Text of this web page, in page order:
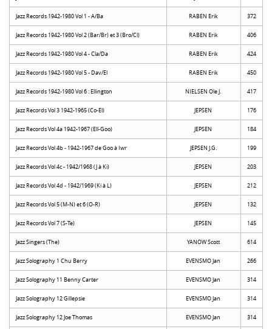
Jazz Records 1942-1980 Vol 1 - A/Ba RABEN Erik 372
Jazz Records 1942-1980 Vol 2 (Bar/Br) et 3 (Bro/Cl) RABEN Erik 406
Jazz Records 1942-1980 Vol 4 - Cla/Da RABEN Erik 424
Jazz Records 1942-1980 Vol 5 - Dav/El RABEN Erik 450
Jazz Records 1942-1980 Vol 6 : Ellington NIELSEN Ole J. 417
Jazz Records Vol 3 1942-1965 (Co-El) JEPSEN 176
Jazz Records Vol 4a 1942-1967 (Ell-Goo) JEPSEN 184
Jazz Records Vol 4b - 1942-1967 de Goo à Iwr JEPSEN J.G. 199
Jazz Records Vol 4c - 1942/1968 (J à Ki) JEPSEN 203
Jazz Records Vol 4d - 1942/1969 (Ki à L) JEPSEN 212
Jazz Records Vol 5 (M-N) et 6 (O-R) JEPSEN 132
Jazz Records Vol 7 (S-Te) JEPSEN 145
Jazz Singers (The) YANOW Scott 614
Jazz Solography 1 Chu Berry EVENSMO Jan 266
Jazz Solography 11 Benny Carter EVENSMO Jan 314
Jazz Solography 12 Gillepsie EVENSMO Jan 314
Jazz Solography 12 Joe Thomas EVENSMO Jan 314